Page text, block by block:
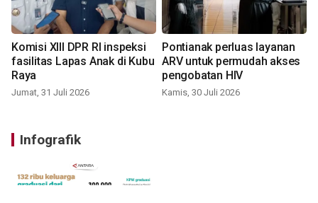
Komisi XIII DPR RI inspeksi
fasilitas Lapas Anak di Kubu
Raya
Jumat, 31 Juli 2026
Pontianak perluas layanan
ARV untuk permudah akses
pengobatan HIV
Kamis, 30 Juli 2026
Infografik